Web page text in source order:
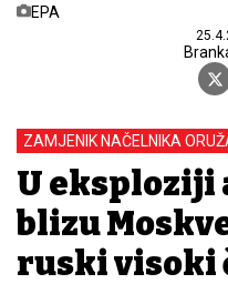
EPA
ZAMJENIK NAČELNIKA
U eksploziji
blizu
ruski visoki